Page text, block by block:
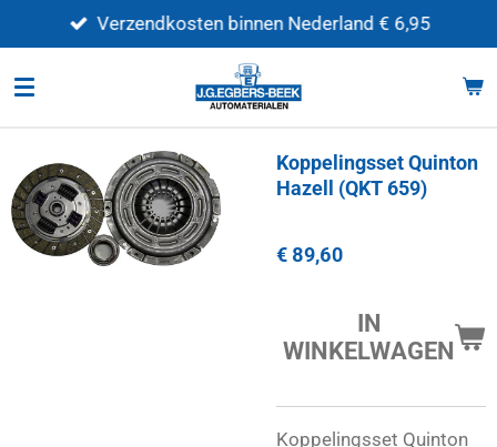
direct
naar
Verzendkosten binnen Nederland € 6,95
Koppelingsset Quinton
Hazell (QKT 659)
€ 89,60
IN
WINKELWAGEN
Koppelingsset Quinton